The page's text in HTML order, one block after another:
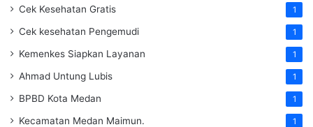
Cek Kesehatan Gratis 1
Cek kesehatan Pengemudi 1
Kemenkes Siapkan Layanan 1
Ahmad Untung Lubis 1
BPBD Kota Medan 1
Kecamatan Medan Maimun. 1